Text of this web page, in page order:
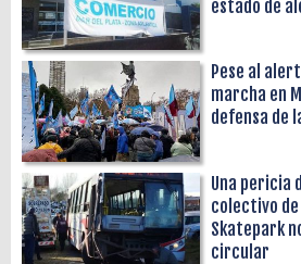
estado de
Pese al
marcha en
defensa de
Una pericia
colectivo
Skatepark
circular